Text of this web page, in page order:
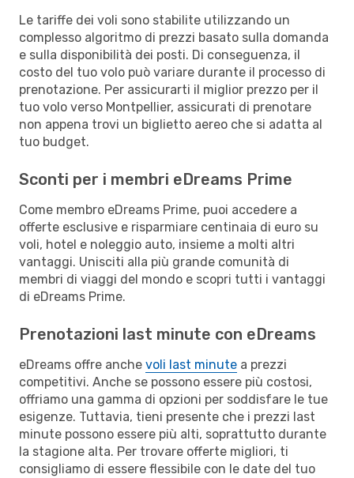
Le tariffe dei voli sono stabilite utilizzando un
complesso algoritmo di prezzi basato sulla domanda
e sulla disponibilità dei posti. Di conseguenza, il
costo del tuo volo può variare durante il processo di
prenotazione. Per assicurarti il miglior prezzo per il
tuo volo verso Montpellier, assicurati di prenotare
non appena trovi un biglietto aereo che si adatta al
tuo budget.
Sconti per i membri eDreams Prime
Come membro eDreams Prime, puoi accedere a
offerte esclusive e risparmiare centinaia di euro su
voli, hotel e noleggio auto, insieme a molti altri
vantaggi. Unisciti alla più grande comunità di
membri di viaggi del mondo e scopri tutti i vantaggi
di eDreams Prime.
Prenotazioni last minute con eDreams
eDreams offre anche voli last minute a prezzi
competitivi. Anche se possono essere più costosi,
offriamo una gamma di opzioni per soddisfare le tue
esigenze. Tuttavia, tieni presente che i prezzi last
minute possono essere più alti, soprattutto durante
la stagione alta. Per trovare offerte migliori, ti
consigliamo di essere flessibile con le date del tuo